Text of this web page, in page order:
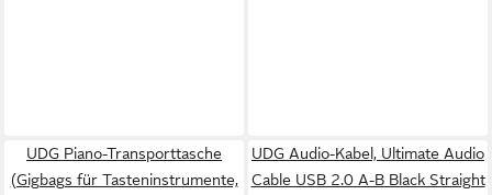
UDG Piano-Transporttasche
(Gigbags für Tasteninstrumente,
UDG Audio-Kabel, Ultimate Audio
Cable USB 2.0 A-B Black Straight